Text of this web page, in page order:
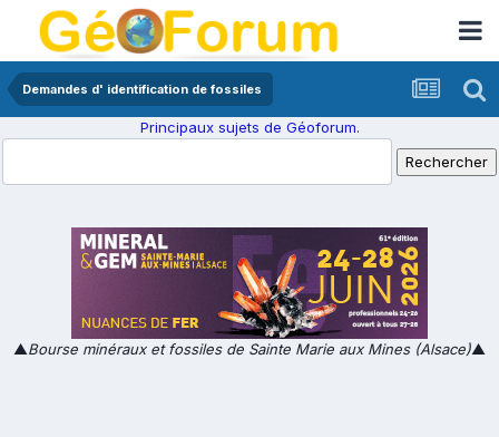
Demandes d' identification de fossiles
Principaux sujets de Géoforum.
▲Bourse minéraux et fossiles de Sainte Marie aux Mines (Alsace)▲